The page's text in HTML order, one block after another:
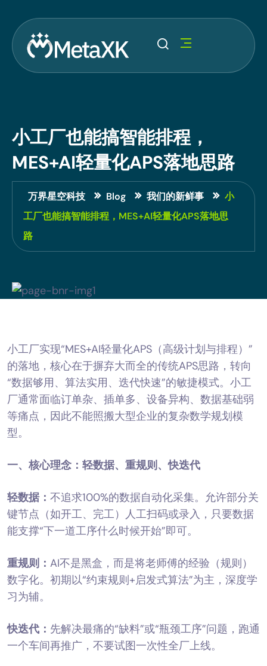
小工厂也能搞智能排程，
MES+AI轻量化APS落地思路
万界星空科技 Blog 我们的新鲜事
小
工厂也能搞智能排程，MES+AI轻量化APS落地思
路
小工厂实现“MES+AI轻量化APS（高级计划与排程）”
的落地，核心在于摒弃大而全的传统APS思路，转向
“数据够用、算法实用、迭代快速”的敏捷模式。小工
厂通常面临订单杂、插单多、设备异构、数据基础弱
等痛点，因此不能照搬大型企业的复杂数学规划模
型。
一、核心理念：轻数据、重规则、快迭代
轻数据： 不追求100%的数据自动化采集。允许部分关
键节点（如开工、完工）人工扫码或录入，只要数据
能支撑“下一道工序什么时候开始”即可。
重规则： AI不是黑盒，而是将老师傅的经验（规则）
数字化。初期以“约束规则+启发式算法”为主，深度学
习为辅。
快迭代： 先解决最痛的“缺料”或“瓶颈工序”问题，跑通
一个车间再推广，不要试图一次性全厂上线。